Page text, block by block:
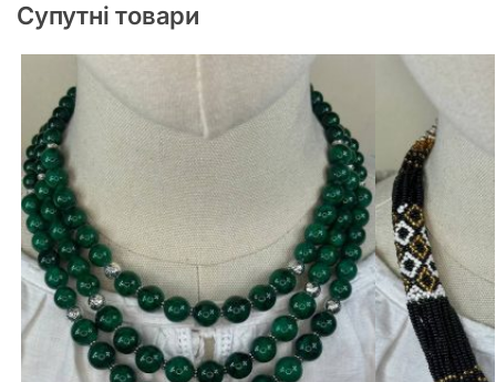
Супутні товари